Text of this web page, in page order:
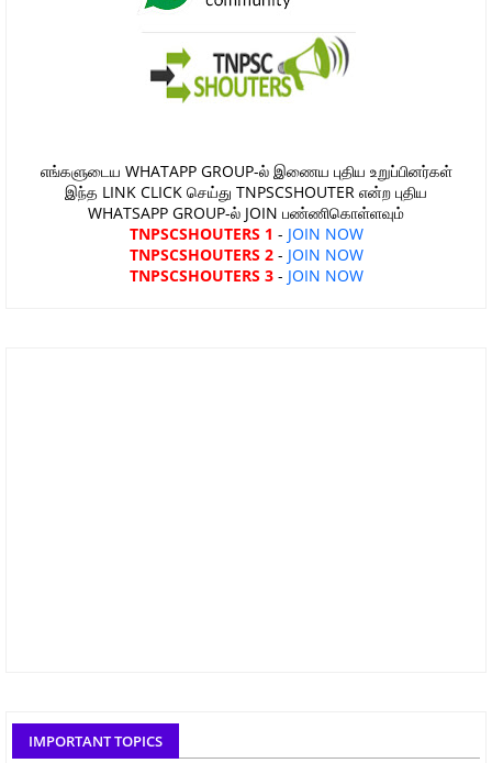
எங்களுடைய WHATAPP GROUP-ல் இணைய புதிய உறுப்பினர்கள்
இந்த LINK CLICK செய்து TNPSCSHOUTER என்ற புதிய
WHATSAPP GROUP-ல் JOIN பண்ணிகொள்ளவும்
TNPSCSHOUTERS 1 - JOIN NOW
TNPSCSHOUTERS 2- JOIN NOW
TNPSCSHOUTERS 3- JOIN NOW
IMPORTANT TOPICS